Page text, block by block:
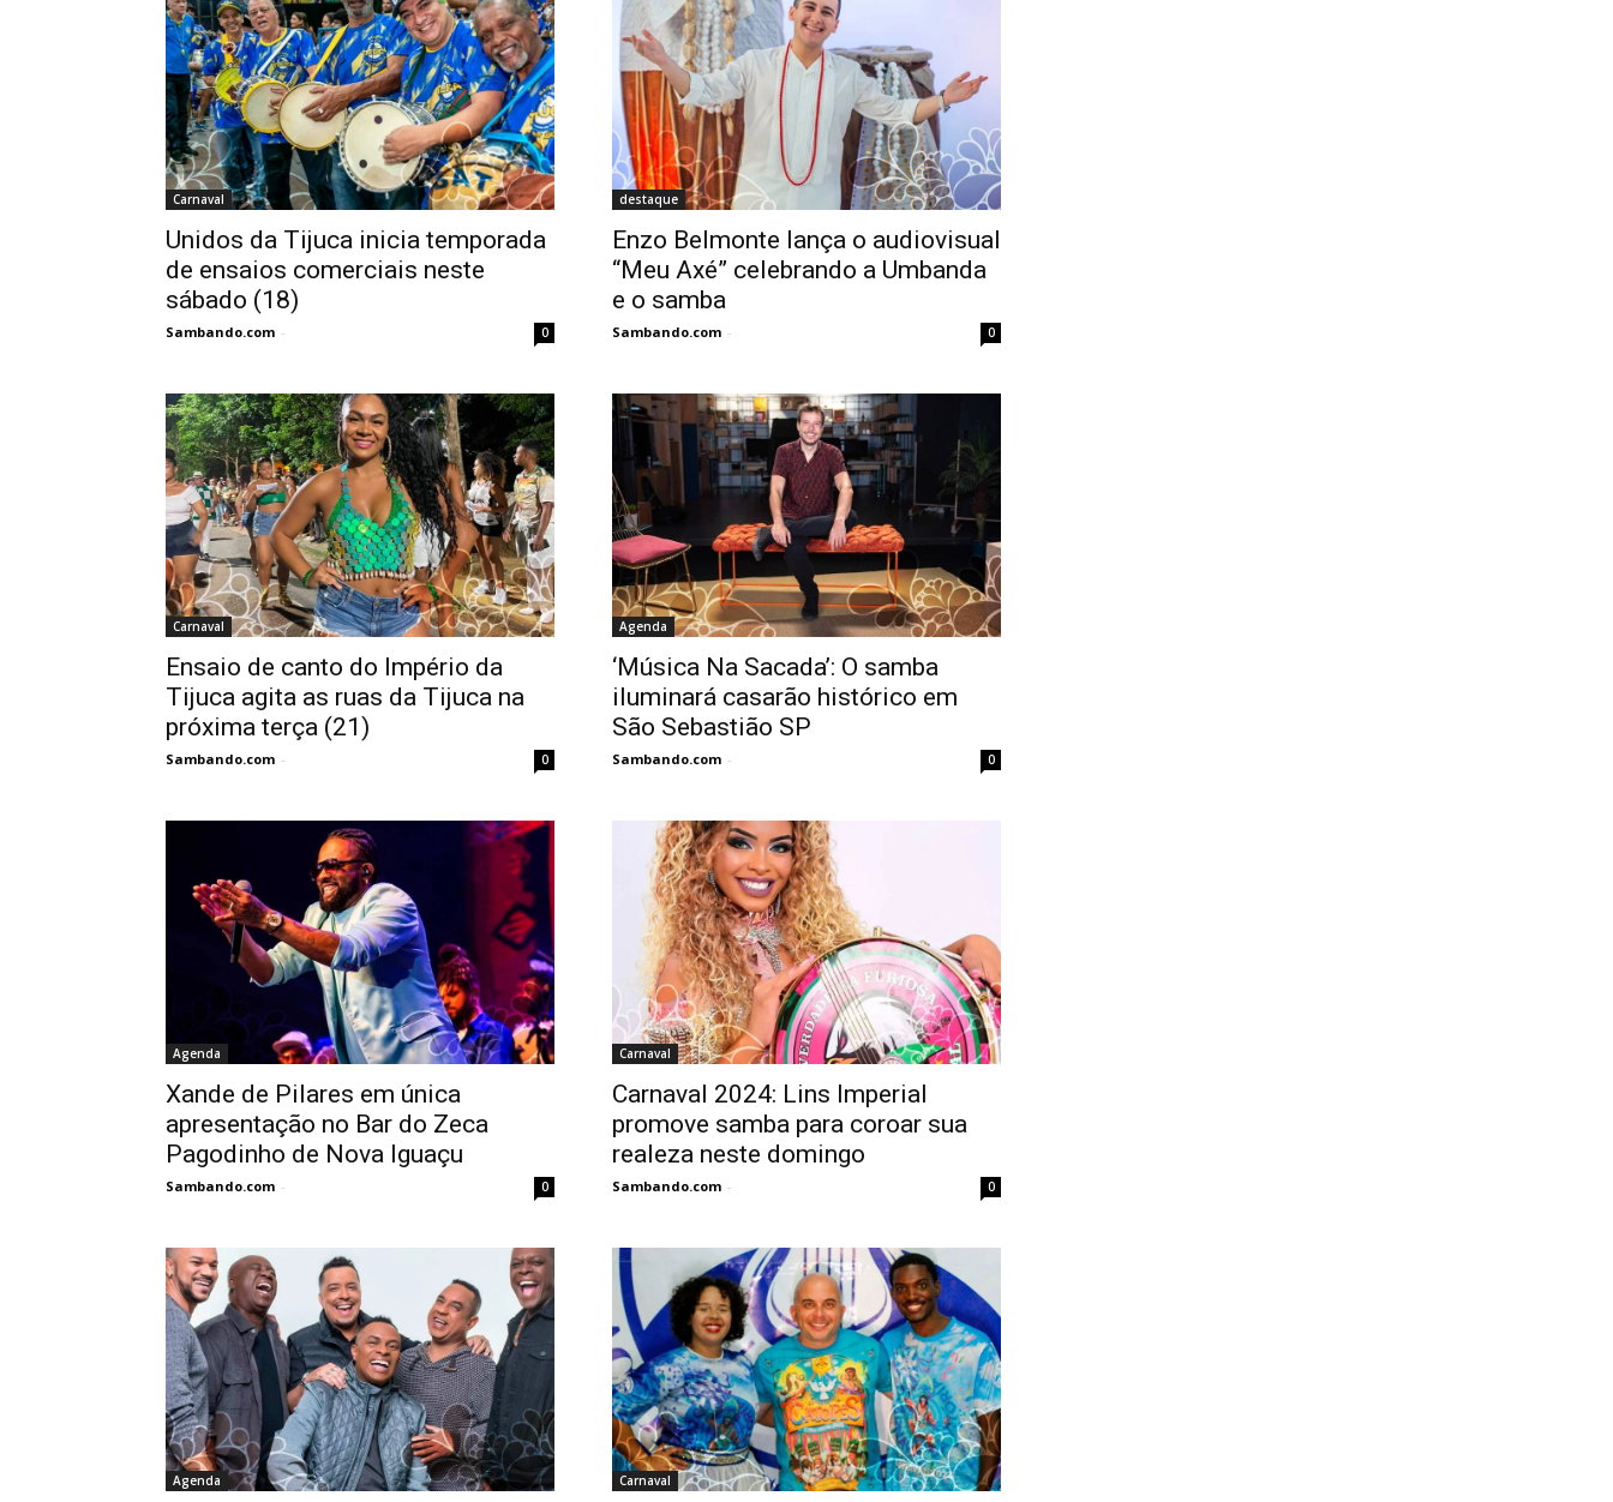
Carnaval
Unidos da Tijuca inicia temporada
de ensaios comerciais neste
sábado (18)
Sambando.com - 0
destaque
Enzo Belmonte lança o audiovisual
“Meu Axé” celebrando a Umbanda
e o samba
Sambando.com - 0
Carnaval
Ensaio de canto do Império da
Tijuca agita as ruas da Tijuca na
próxima terça (21)
Sambando.com - 0
Agenda
‘Música Na Sacada’: O samba
iluminará casarão histórico em
São Sebastião SP
Sambando.com - 0
Agenda
Xande de Pilares em única
apresentação no Bar do Zeca
Pagodinho de Nova Iguaçu
Sambando.com - 0
Carnaval
Carnaval 2024: Lins Imperial
promove samba para coroar sua
realeza neste domingo
Sambando.com - 0
Agenda Carnaval